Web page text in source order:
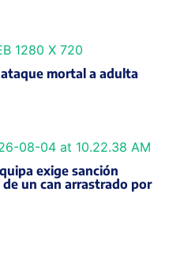
mortal a adulta
exige sanción
un can arrastrado por